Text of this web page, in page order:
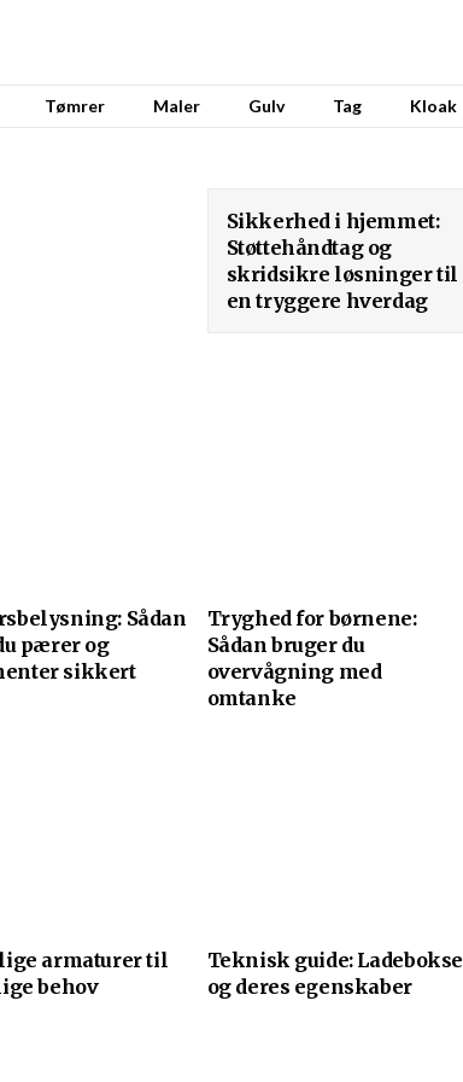
Tømrer Maler Gulv Tag Kloak
Sikkerhed i hjemmet:
Støttehåndtag og
skridsikre løsninger til
en tryggere hverdag
Sådan
pærer og
sikkert
Tryghed for børnene:
Sådan bruger du
overvågning med
omtanke
armaturer til
behov
Teknisk guide: Ladebokse
og deres egenskaber